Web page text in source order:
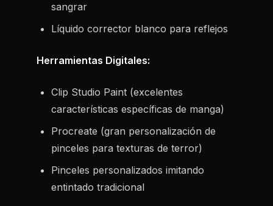
sangrar
Líquido corrector blanco para reflejos
Herramientas Digitales:
Clip Studio Paint (excelentes
características específicas de manga)
Procreate (gran personalización de
pinceles para texturas de terror)
Pinceles personalizados imitando
entintado tradicional